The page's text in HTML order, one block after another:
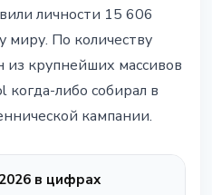
личности 15 606
миру. По количеству
крупнейших массивов
либо собирал в
кампании.
в цифрах